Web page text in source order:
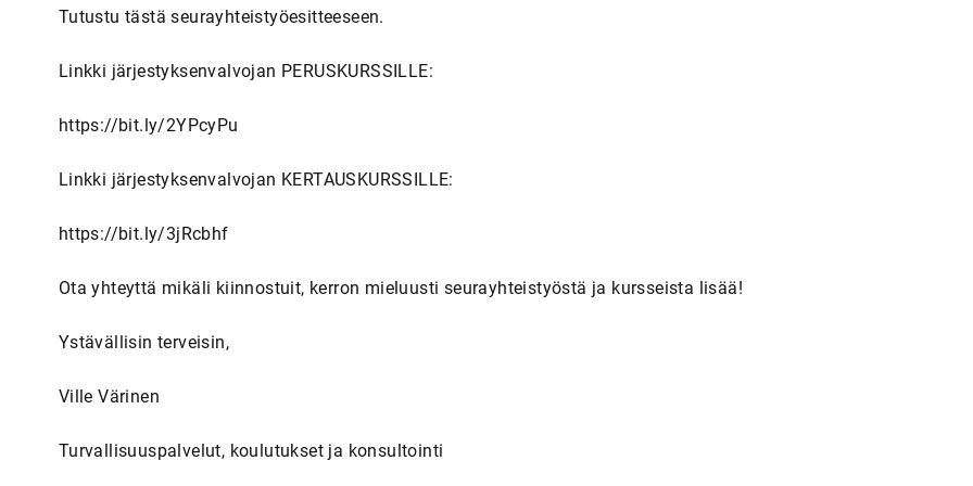
Tutustu tästä seurayhteistyöesitteeseen.
Linkki järjestyksenvalvojan PERUSKURSSILLE:
https://bit.ly/2YPcyPu
Linkki järjestyksenvalvojan KERTAUSKURSSILLE:
https://bit.ly/3jRcbhf
Ota yhteyttä mikäli kiinnostuit, kerron mieluusti seurayhteistyöstä ja kursseista lisää!
Ystävällisin terveisin,
Ville Värinen
Turvallisuuspalvelut, koulutukset ja konsultointi